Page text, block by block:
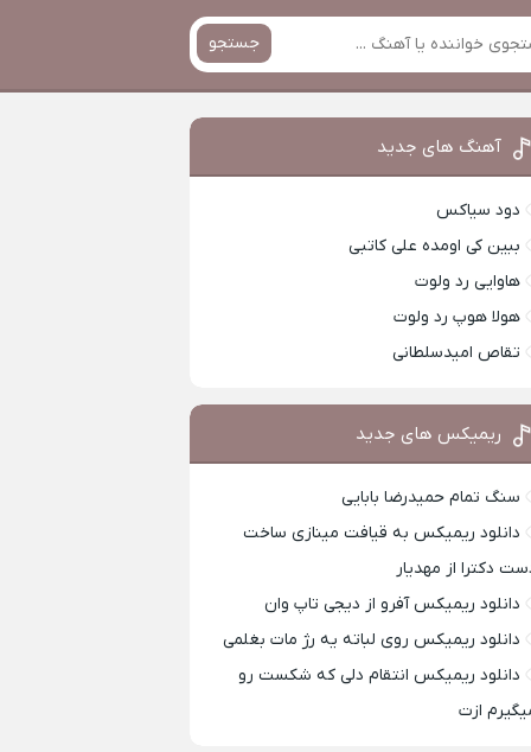
جستجو
آهنگ های جدید
دود سیاکس
ببین کی اومده علی کاتبی
هاوایی رد ولوت
هولا هوپ رد ولوت
تقاص امیدسلطانی
ریمیکس های جدید
سنگ تمام حمیدرضا بابایی
دانلود ریمیکس به قیافت مینازی ساخت
دکترا از مهدیار
دانلود ریمیکس آفرو از ديجی تاپ وان
دانلود ریمیکس روی لباته یه رژ مات بغلمی
دانلود ریمیکس انتقام دلی که شکست رو
ازت